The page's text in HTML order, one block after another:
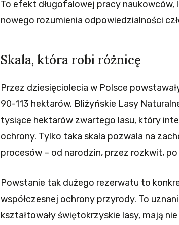
To efekt długofalowej pracy naukowców,
nowego rozumienia odpowiedzialności
Skala, która robi różnicę
Przez dziesięciolecia w Polsce
90-113 hektarów. Bliżyńskie Lasy
tysiące hektarów zwartego lasu, który
ochrony. Tylko taka skala pozwala na
procesów – od narodzin, przez rozkwit,
Powstanie tak dużego rezerwatu to
współczesnej ochrony przyrody. To
kształtowały świętokrzyskie lasy, mają